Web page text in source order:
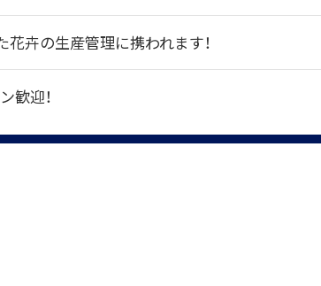
卉の生産管理に携われます！
歓迎！